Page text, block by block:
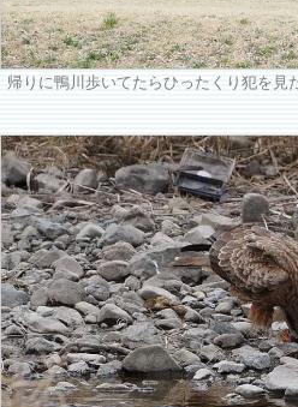
帰りに鴨川歩いてたらひったくり犯を見